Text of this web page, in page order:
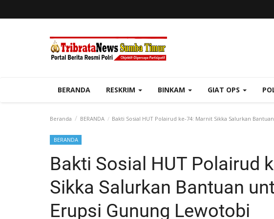
BERANDA RESKRIM BINKAM GIAT OPS
Beranda BERANDA Bakti Sosial HUT Polairud ke-74: Marnit Sikka Salurkan
BERANDA
Bakti Sosial HUT Polairud
Sikka Salurkan Bantuan
Erupsi Gunung Lewotobi